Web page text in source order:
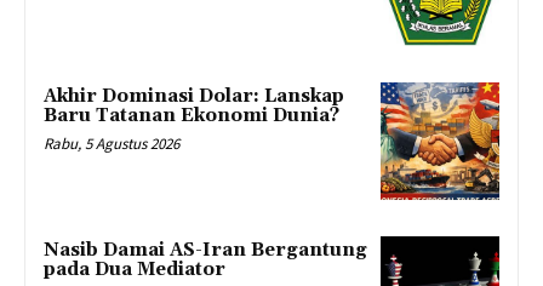
Akhir Dominasi Dolar: Lanskap
Baru Tatanan Ekonomi Dunia?
Rabu, 5 Agustus 2026
Nasib Damai AS-Iran Bergantung
pada Dua Mediator